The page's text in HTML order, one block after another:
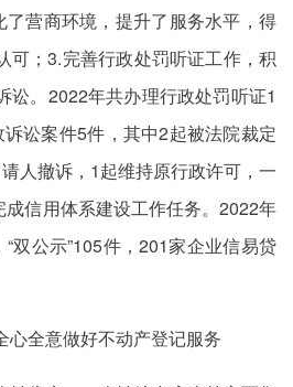
营商环境，提升了服务水平，得
可；3.完善行政处罚听证工作，积
讼。2022年共办理行政处罚听证1
讼案件5件，其中2起被法院裁定
人撤诉，1起维持原行政许可，一
信用体系建设工作任务。2022年
双公示”105件，201家企业信易贷
心全意做好不动产登记服务